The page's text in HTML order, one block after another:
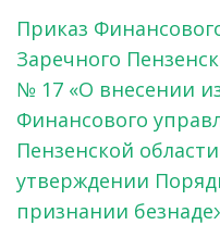
Приказ
Заречного
№ 17 «О внесении
Финансового
Пензенской
утверждении
признании